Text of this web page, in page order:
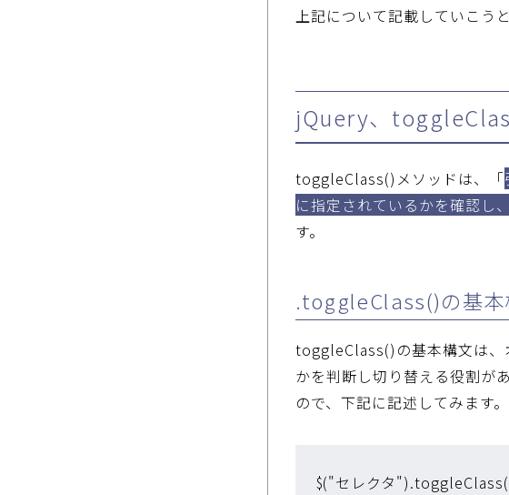
上記について記載していこう
jQuery、
toggleClass()メソッドは、「
に指定されているかを確認し
す。
.toggleClass()の基本
toggleClass()の基本構文は、
かを判断し切り替える役割が
ので、下記に記述してみます。
$("セレクタ